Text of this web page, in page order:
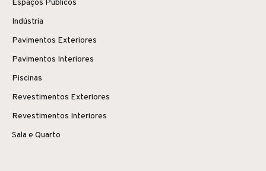
Espaços Públicos
Indústria
Pavimentos Exteriores
Pavimentos Interiores
Piscinas
Revestimentos Exteriores
Revestimentos Interiores
Sala e Quarto